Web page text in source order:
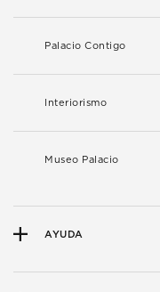
Palacio Contigo
Interiorismo
Museo Palacio
AYUDA